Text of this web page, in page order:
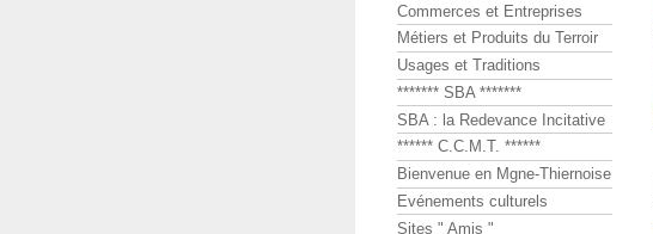
Commerces et Entreprises
Métiers et Produits du Terroir
Usages et Traditions
******* SBA *******
SBA : la Redevance Incitative
****** C.C.M.T. ******
Bienvenue en Mgne-Thiernoise
Evénements culturels
Sites " Amis "